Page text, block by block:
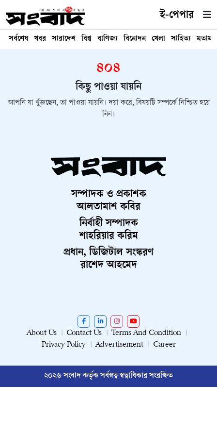
ই-পেপার
সর্বশেষ খবর সারাদেশ বিশ্ব বাণিজ্য বিনোদন খেলা সাহিত্য মতামত
৪০৪
কিছু পাওয়া যায়নি
আপনি যা খুঁজছেন, তা পাওয়া যায়নি। দয়া করে, বিষয়টি সম্পর্কে নিশ্চিত হয়ে
নিন।
সম্পাদক ও প্রকাশক
আলতামাশ কবির
নির্বাহী সম্পাদক
শাহরিয়ার করিম
প্রধান, ডিজিটাল সংস্করণ
রাশেদ আহমেদ
About Us Contact Us
Terms And Condition
Privacy Policy
Advertisement Career
২০২৬ সংবাদ কর্তৃক সর্বস্বত্ব স্বত্বাধিকার সংরক্ষিত